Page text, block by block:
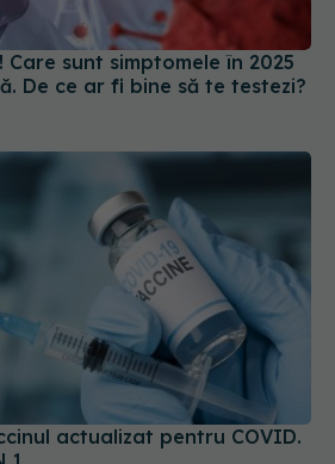
Care sunt simptomele în 2025
De ce ar fi bine să te testezi?
actualizat pentru COVID.